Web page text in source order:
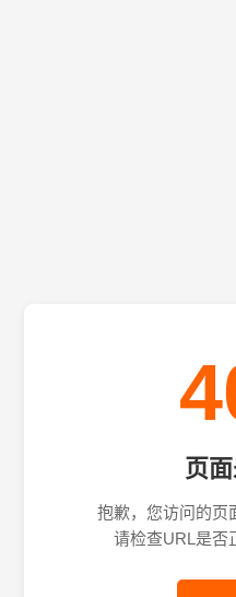
页
抱歉，您访问的页
请检查URL是否